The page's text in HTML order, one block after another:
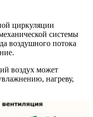
циркуляции
системы
воздушного потока
воздух может
нагреву,